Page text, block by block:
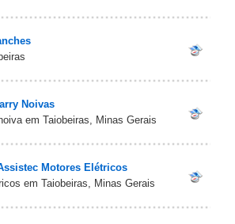
Noivas
em Taiobeiras, Minas Gerais
Motores Elétricos
em Taiobeiras, Minas Gerais